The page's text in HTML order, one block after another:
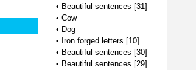
• Beautiful sentences [31]
• Cow
• Dog
• Iron forged letters [10]
• Beautiful sentences [30]
• Beautiful sentences [29]